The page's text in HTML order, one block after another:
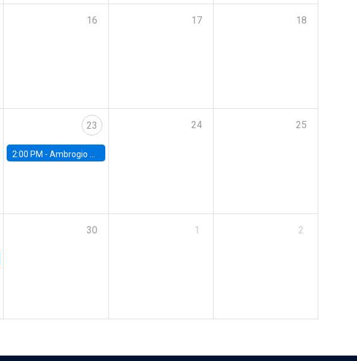
16 17 18
23
2:00 PM - Ambrogio Cesa-Bianchi, Bank of England
24 25
30 1 2